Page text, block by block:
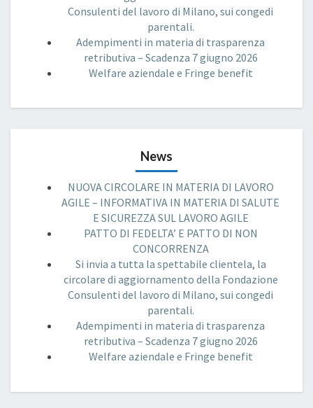
Consulenti del lavoro di Milano, sui congedi
parentali.
Adempimenti in materia di trasparenza
retributiva – Scadenza 7 giugno 2026
Welfare aziendale e Fringe benefit
News
NUOVA CIRCOLARE IN MATERIA DI LAVORO
AGILE – INFORMATIVA IN MATERIA DI SALUTE
E SICUREZZA SUL LAVORO AGILE
PATTO DI FEDELTA’ E PATTO DI NON
CONCORRENZA
Si invia a tutta la spettabile clientela, la
circolare di aggiornamento della Fondazione
Consulenti del lavoro di Milano, sui congedi
parentali.
Adempimenti in materia di trasparenza
retributiva – Scadenza 7 giugno 2026
Welfare aziendale e Fringe benefit